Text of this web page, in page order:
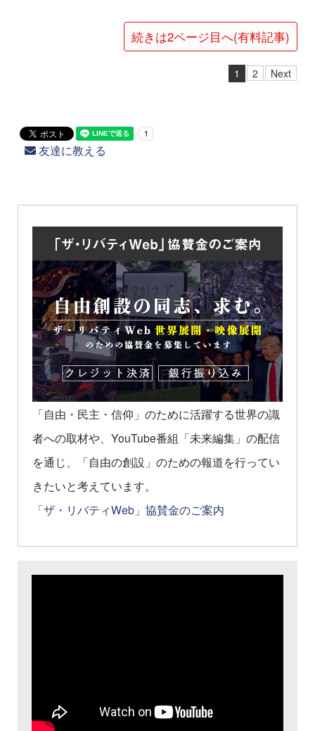
続きは2ページ目へ(有料記事)
1 2 Next
友達に教える
「自由・民主・信仰」のために活躍する世界の識
者への取材や、YouTube番組「未来編集」の配信
を通じ、「自由の創設」のための報道を行ってい
きたいと考えています。
「ザ・リバティWeb」協賛金のご案内